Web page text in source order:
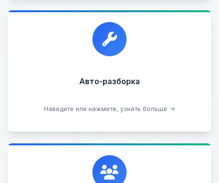
Авто-разборка
Наведите или нажмите, узнать больше →
Прием автомобилей для разборки на запчасти в
любом состоянии.
Сдать на разборку
Сотрудничаем с лучшими организациями. Если у
вас есть интересные идеи, мы всегда открыты к
сотрудничеству.